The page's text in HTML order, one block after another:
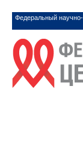
Федеральный